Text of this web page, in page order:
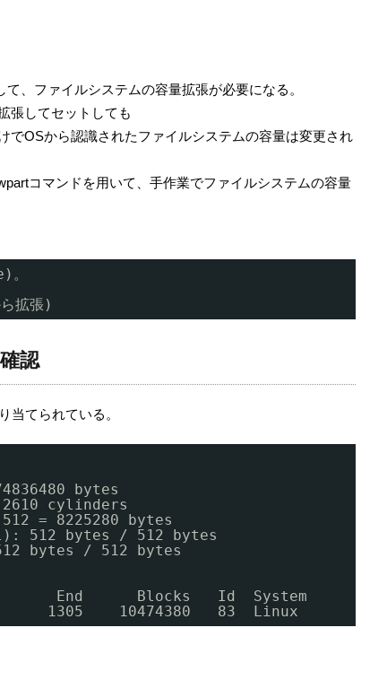
、ファイルシステムの容量拡張が必要になる。
張してセットしても
でOSから認識されたファイルシステムの容量は変更され
コマンドを用いて、手作業でファイルシステムの容量
。
拡張)
認
当てられている。
bytes
cylinders
= 8225280 bytes
): 512 bytes / 512 bytes
bytes / 512 bytes
End      Blocks   Id  System
1305    10474380   83  Linux